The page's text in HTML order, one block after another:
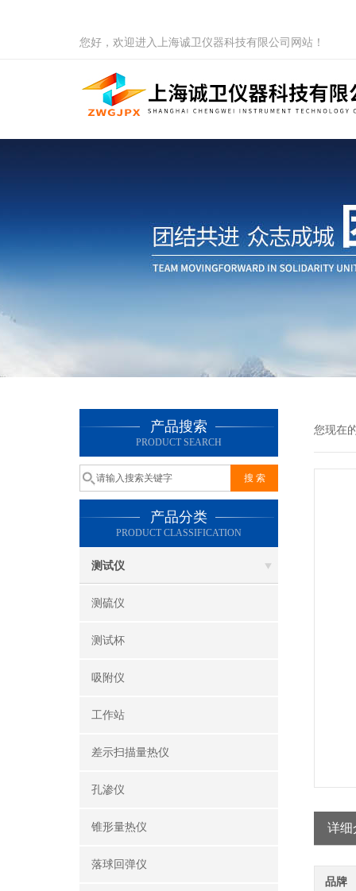
您好，欢迎进入上海诚卫仪器科技有限公司网站！
产品搜索
PRODUCT SEARCH
产品分类
PRODUCT CLASSIFICATION
测试仪
测硫仪
测试杯
吸附仪
工作站
差示扫描量热仪
孔渗仪
锥形量热仪
落球回弹仪
您现在
详细
品牌